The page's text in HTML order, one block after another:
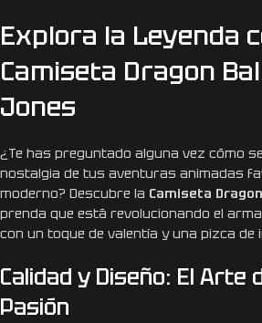
Explora la Leyenda
Camiseta Dragon
Jones
¿Te has preguntado alguna vez cómo
nostalgia de tus aventuras animadas
moderno? Descubre la Camiseta
prenda que está revolucionando el
con un toque de valentía y una pizca de
Calidad y Diseño: El Arte
Pasión